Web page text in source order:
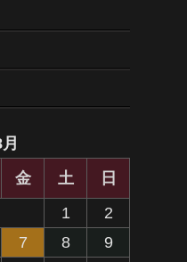
金 土
日
1
2
7 8
9